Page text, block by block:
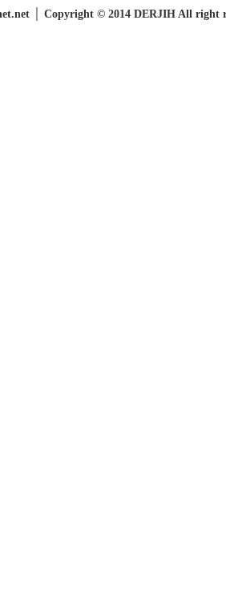
│ Copyright © 2014 DERJIH All right